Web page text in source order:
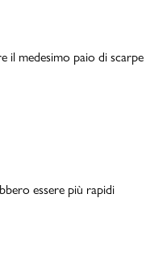
il medesimo paio di scarpe
essere più rapidi